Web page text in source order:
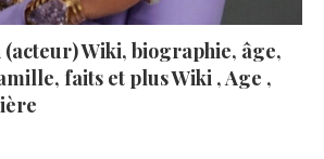
Wiki, biographie, âge,
faits et plus Wiki , Age ,